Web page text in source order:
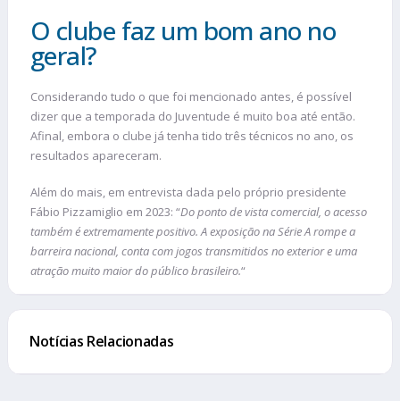
O clube faz um bom ano no
geral?
Considerando tudo o que foi mencionado antes, é possível
dizer que a temporada do Juventude é muito boa até então.
Afinal, embora o clube já tenha tido três técnicos no ano, os
resultados apareceram.
Além do mais, em entrevista dada pelo próprio presidente
Fábio Pizzamiglio em 2023: “Do ponto de vista comercial, o acesso
também é extremamente positivo. A exposição na Série A rompe a
barreira nacional, conta com jogos transmitidos no exterior e uma
atração muito maior do público brasileiro.“
Notícias Relacionadas